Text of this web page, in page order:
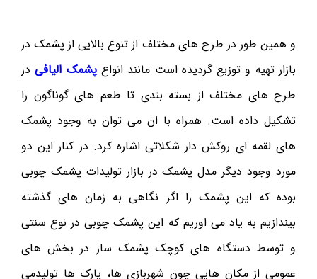
و همین طور در طرح های مختلف از تنوع بالایی از پشمک در
بازار تهیه و توزیع گردیده است مانند انواعپشمک الیافیدر
طرح های مختلف از بسته بندی تا طعم های گوناگون را
تشکیل داده است. همراه با ان می توان به وجود پشمک
های لقمه ای روکش دار شکلاتی اشاره کرد. در کنار این دو
مورد وجود دیگر مدل پشمک در بازار تولیدات پشمک چوبی
بوده که این پشمک را اگر نگاهی به زمان های گذشته
بیندازیم به یاد می اوریم که این پشمک چوبی در نوع سنتی
و توسط دستگاه های کوچک پشمک ساز در بخش های
عمومی از مکان هایی چون شهربازی ها، پارک ها تولیدمی